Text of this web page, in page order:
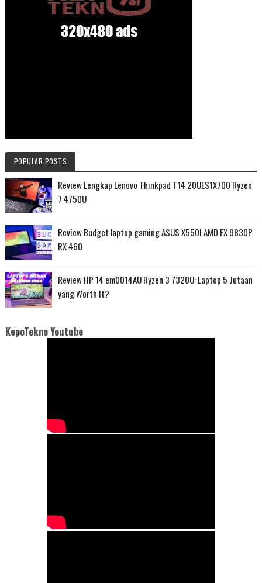
POPULAR POSTS
Review Lengkap Lenovo Thinkpad T14 20UES1X700 Ryzen
7 4750U
Review Budget laptop gaming ASUS X550I AMD FX 9830P
RX 460
Review HP 14 em0014AU Ryzen 3 7320U: Laptop 5 Jutaan
yang Worth It?
KepoTekno Youtube